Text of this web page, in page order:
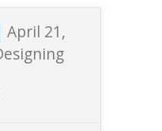
April 21,